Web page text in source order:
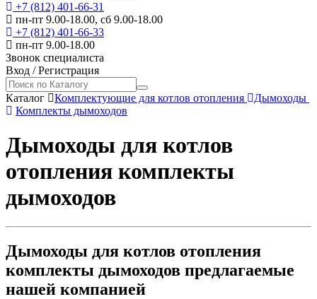
+7 (812) 401-66-31
пн-пт 9.00-18.00, сб 9.00-18.00
+7 (812) 401-66-33
пн-пт 9.00-18.00
Звонок специалиста
Вход /Регистрация
Каталог Комплектующие для котлов отопления
Дымоходы
Комплекты дымоходов
Дымоходы для котлов
отопления комплекты
дымоходов
Дымоходы для котлов отопления
комплекты дымоходов предлагаемые
нашей компанией